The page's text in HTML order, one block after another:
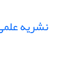
نشریه